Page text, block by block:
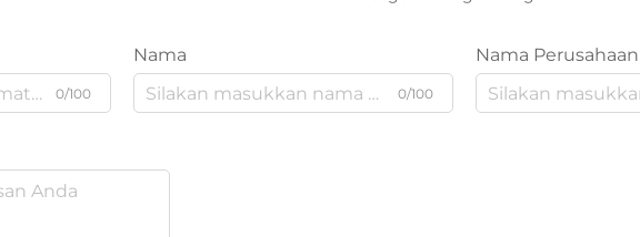
0/100
Nama
0/100
Nama Perusahaan